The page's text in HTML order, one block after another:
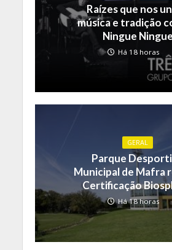
Raízes que nos
música e tradição
Ningue Ningue
Há 18 horas
GERAL
Parque
Municipal de Mafra
Certificação
Há 18 horas